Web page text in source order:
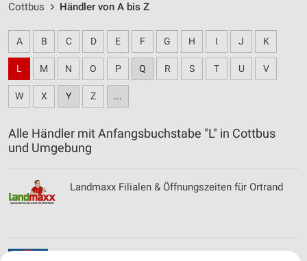
Cottbus Händler von A bis Z
A B C D E F G H I J K
L M N O P Q R S T U V
W X Y Z ...
Alle Händler mit Anfangsbuchstabe "L" in Cottbus
und Umgebung
Landmaxx Filialen & Öffnungszeiten für Ortrand